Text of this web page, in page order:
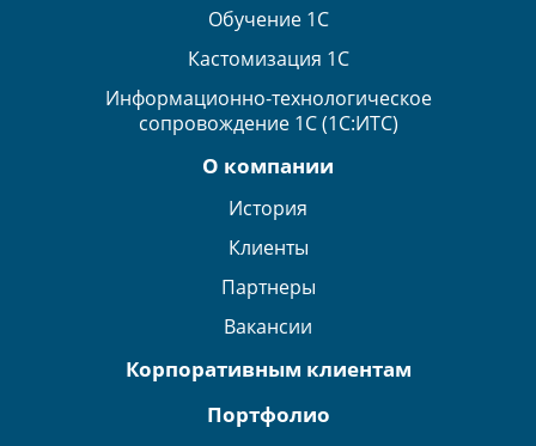
Обучение 1С
Кастомизация 1С
Информационно-технологическое
сопровождение 1С (1С:ИТС)
О компании
История
Клиенты
Партнеры
Вакансии
Корпоративным клиентам
Портфолио